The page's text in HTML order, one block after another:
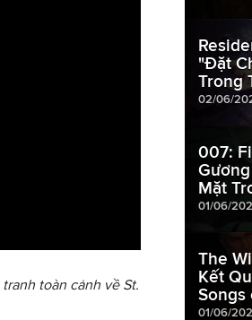
toàn cảnh về St.
"Đặt
Trong
02/06/
007:
Mặt
01/06/
The
Kết
Songs
01/06/